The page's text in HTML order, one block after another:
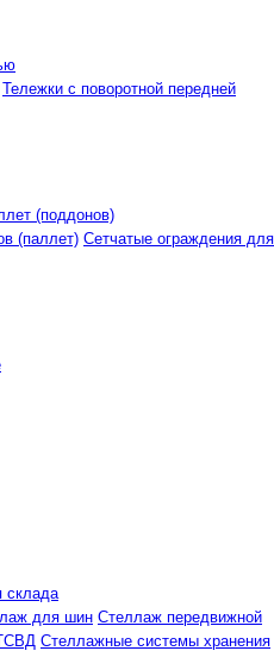
Тележки с поворотной передней
(поддонов)
(паллет) Сетчатые ограждения для
склада
для шин Стеллаж передвижной
Стеллажные системы хранения